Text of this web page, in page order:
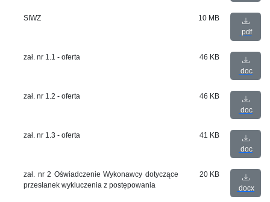
SIWZ
10 MB
pdf
zał. nr 1.1 - oferta
46 KB
doc
zał. nr 1.2 - oferta
46 KB
doc
zał. nr 1.3 - oferta
41 KB
doc
zał. nr 2 Oświadczenie Wykonawcy dotyczące
przesłanek wykluczenia z postępowania
20 KB
docx